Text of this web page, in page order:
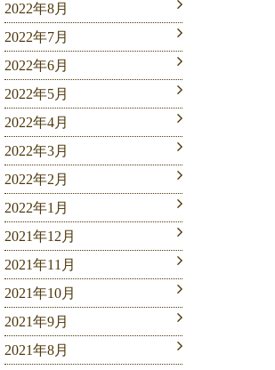
2022年8月
2022年7月
2022年6月
2022年5月
2022年4月
2022年3月
2022年2月
2022年1月
2021年12月
2021年11月
2021年10月
2021年9月
2021年8月